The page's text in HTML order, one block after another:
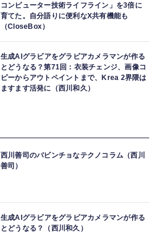
コンピューター技術ライフライン」を3倍に
育てた。自分語りに便利なX共有機能も
（CloseBox）
生成AIグラビアをグラビアカメラマンが作る
とどうなる？第71回：衣装チェンジ、画像コ
ピーからアウトペイントまで、Krea 2界隈は
ますます活発に（西川和久）
西川善司のバビンチョなテクノコラム（西川
善司）
生成AIグラビアをグラビアカメラマンが作る
とどうなる？（西川和久）